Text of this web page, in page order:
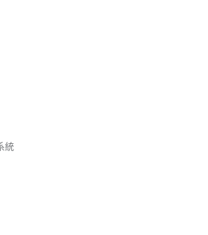
統